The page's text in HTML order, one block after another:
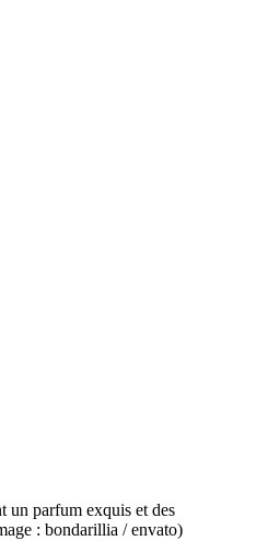
un parfum exquis et des
: bondarillia / envato)